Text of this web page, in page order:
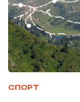
СПОРТ